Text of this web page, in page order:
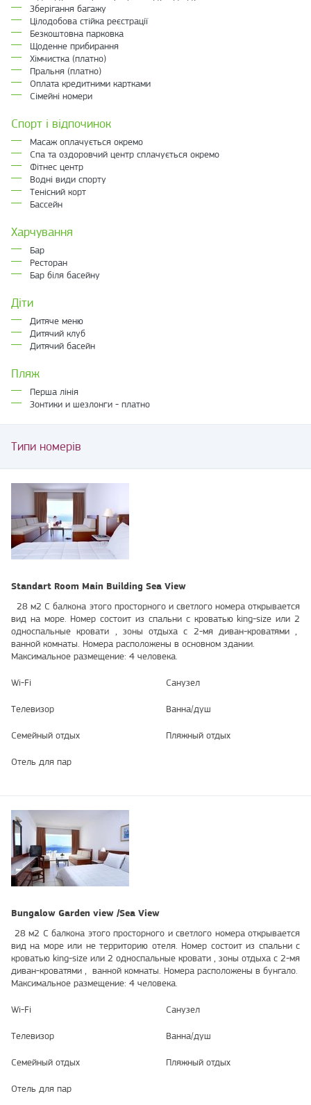
Зберігання багажу
Цілодобова стійка реєстрації
Безкоштовна парковка
Щоденне прибирання
Хімчистка (платно)
Пральня (платно)
Оплата кредитними картками
Сімейні номери
Спорт і відпочинок
Масаж оплачується окремо
Спа та оздоровчий центр сплачується окремо
Фітнес центр
Водні види спорту
Тенісний корт
Бассейн
Харчування
Бар
Ресторан
Бар біля басейну
Діти
Дитяче меню
Дитячий клуб
Дитячий басейн
Пляж
Перша лінія
Зонтики и шезлонги - платно
Типи номерів
Standart Room Main Building Sea View
28 м2 С балкона этого просторного и светлого номера открывается
вид на море. Номер состоит из спальни с кроватью king-size или 2
односпальные кровати , зоны отдыха с 2-мя диван-кроватями ,
ванной комнаты. Номера расположены в основном здании.
Максимальное размещение: 4 человека.
Wi-Fi Санузел
Телевизор Ванна/душ
Семейный отдых Пляжный отдых
Отель для пар
Bungalow Garden view /Sea View
28 м2 С балкона этого просторного и светлого номера открывается
вид на море или не территорию отеля. Номер состоит из спальни с
кроватью king-size или 2 односпальные кровати , зоны отдыха с 2-мя
диван-кроватями , ванной комнаты. Номера расположены в бунгало.
Максимальное размещение: 4 человека.
Wi-Fi Санузел
Телевизор Ванна/душ
Семейный отдых Пляжный отдых
Отель для пар